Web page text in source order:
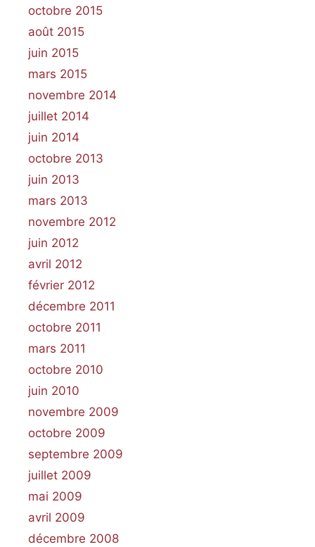
octobre 2015
août 2015
juin 2015
mars 2015
novembre 2014
juillet 2014
juin 2014
octobre 2013
juin 2013
mars 2013
novembre 2012
juin 2012
avril 2012
février 2012
décembre 2011
octobre 2011
mars 2011
octobre 2010
juin 2010
novembre 2009
octobre 2009
septembre 2009
juillet 2009
mai 2009
avril 2009
décembre 2008